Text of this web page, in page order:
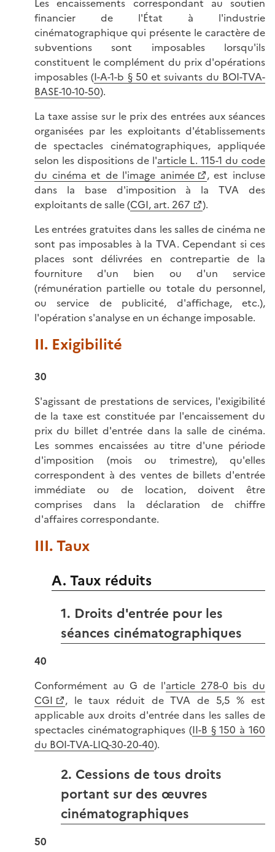
Les encaissements correspondant au soutien
financier de l'État à l'industrie
cinématographique qui présente le caractère de
subventions sont imposables lorsqu'ils
constituent le complément du prix d'opérations
imposables (I-A-1-b § 50 et suivants du BOI-TVA-
BASE-10-10-50).
La taxe assise sur le prix des entrées aux séances
organisées par les exploitants d'établissements
de spectacles cinématographiques, appliquée
selon les dispositions de l'article L. 115-1 du code
du cinéma et de l'image animée
, est incluse
dans la base d'imposition à la TVA des
exploitants de salle (CGI, art. 267
).
Les entrées gratuites dans les salles de cinéma ne
sont pas imposables à la TVA. Cependant si ces
places sont délivrées en contrepartie de la
fourniture d'un bien ou d'un service
(rémunération partielle ou totale du personnel,
ou service de publicité, d'affichage, etc.),
l'opération s'analyse en un échange imposable.
II. Exigibilité
30
S'agissant de prestations de services, l'exigibilité
de la taxe est constituée par l'encaissement du
prix du billet d'entrée dans la salle de cinéma.
Les sommes encaissées au titre d'une période
d'imposition (mois ou trimestre), qu'elles
correspondent à des ventes de billets d'entrée
immédiate ou de location, doivent être
comprises dans la déclaration de chiffre
d'affaires correspondante.
III. Taux
A. Taux réduits
1. Droits d'entrée pour les
séances cinématographiques
40
Conformément au G de l'article 278-0 bis du
CGI
, le taux réduit de TVA de 5,5 % est
applicable aux droits d'entrée dans les salles de
spectacles cinématographiques (II-B § 150 à 160
du BOI-TVA-LIQ-30-20-40).
2. Cessions de tous droits
portant sur des œuvres
cinématographiques
50